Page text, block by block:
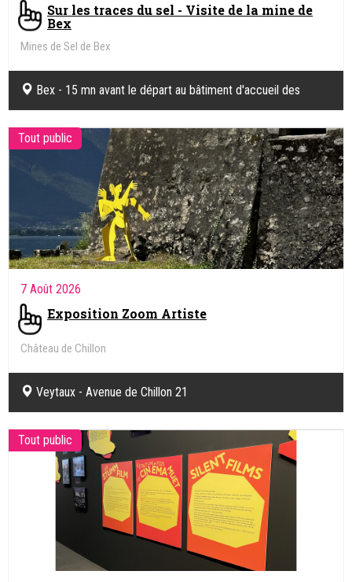
Sur les traces du sel - Visite de la mine de
Bex
Mines de Sel de Bex
Bex - 15 mn avant le départ au bâtiment d'accueil des
Mines
Tout public
7 Août 2026
Exposition Zoom Artiste
Château de Chillon
Veytaux - Avenue de Chillon 21
Tout public